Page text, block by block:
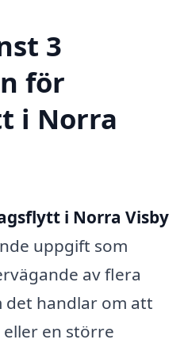
3
för
i Norra
i Norra Visby
uppgift som
av flera
det handlar om att
en större